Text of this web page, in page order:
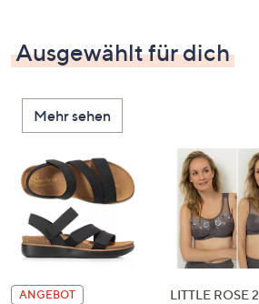
Ausgewählt für dich
Mehr sehen
ANGEBOT
LITTLE ROSE 2